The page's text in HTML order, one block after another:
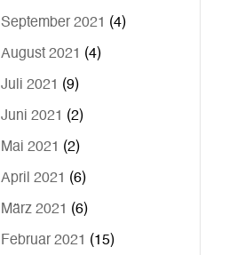
September 2021 (4)
August 2021 (4)
Juli 2021 (9)
Juni 2021 (2)
Mai 2021 (2)
April 2021 (6)
März 2021 (6)
Februar 2021 (15)